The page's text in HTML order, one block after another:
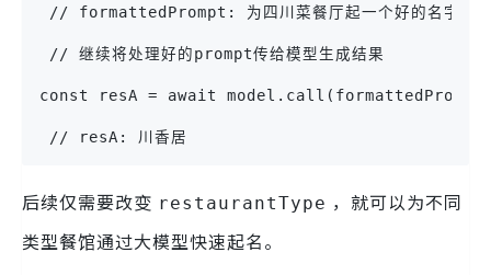
// formattedPrompt: 为四川菜餐厅起一个好的名字。
// 继续将处理好的prompt传给模型生成结果
const resA = await
// resA: 川香居
后续仅需要改变 restaurantType ，就可以为不同
类型餐馆通过大模型快速起名。